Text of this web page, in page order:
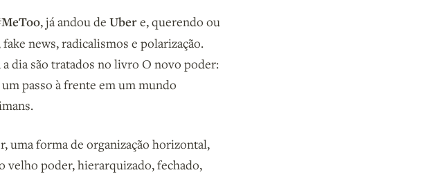
, já andou de Ubere, querendo ou
fake news, radicalismos e polarização.
dia são tratados no livro O novo poder:
passo à frente em um mundo
uma forma de organização horizontal,
velho poder, hierarquizado, fechado,